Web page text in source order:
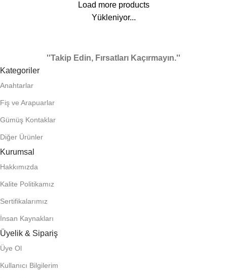
Load more products
Yükleniyor...
''Takip Edin, Fırsatları Kaçırmayın.''
Kategoriler
Anahtarlar
Fiş ve Arapuarlar
Gümüş Kontaklar
Diğer Ürünler
Kurumsal
Hakkımızda
Kalite Politikamız
Sertifikalarımız
İnsan Kaynakları
Üyelik & Sipariş
Üye Ol
Kullanıcı Bilgilerim